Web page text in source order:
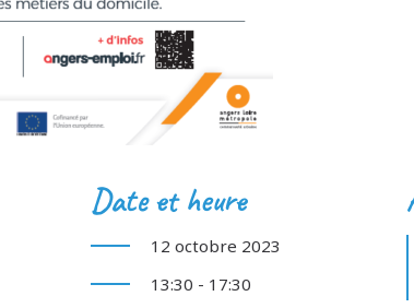
Date et heure
12 octobre 2023
13:30 - 17:30